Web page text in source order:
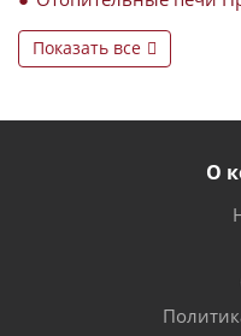
Показать все
О